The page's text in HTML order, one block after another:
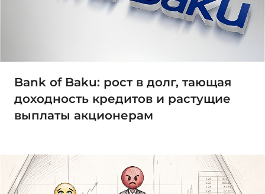
Bank of Baku: рост в долг, тающая
доходность кредитов и растущие
выплаты акционерам